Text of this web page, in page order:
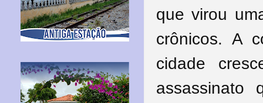
que virou
crônicos. A
cidade